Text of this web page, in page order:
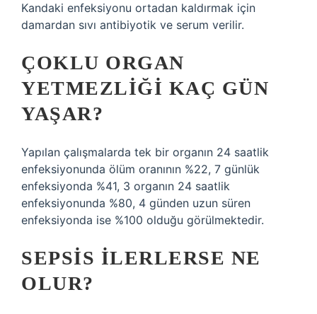
Kandaki enfeksiyonu ortadan kaldırmak için
damardan sıvı antibiyotik ve serum verilir.
ÇOKLU ORGAN
YETMEZLIĞI KAÇ GÜN
YAŞAR?
Yapılan çalışmalarda tek bir organın 24 saatlik
enfeksiyonunda ölüm oranının %22, 7 günlük
enfeksiyonda %41, 3 organın 24 saatlik
enfeksiyonunda %80, 4 günden uzun süren
enfeksiyonda ise %100 olduğu görülmektedir.
SEPSIS ILERLERSE NE
OLUR?